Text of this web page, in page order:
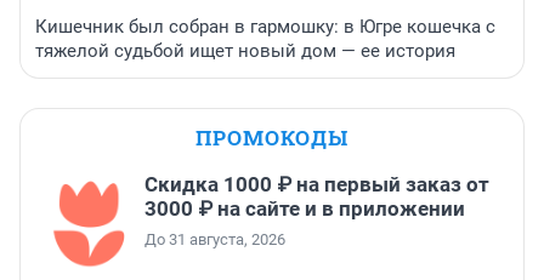
Кишечник был собран в гармошку: в Югре кошечка с
тяжелой судьбой ищет новый дом — ее история
ПРОМОКОДЫ
Скидка 1000 ₽ на первый заказ от
3000 ₽ на сайте и в приложении
До 31 августа, 2026